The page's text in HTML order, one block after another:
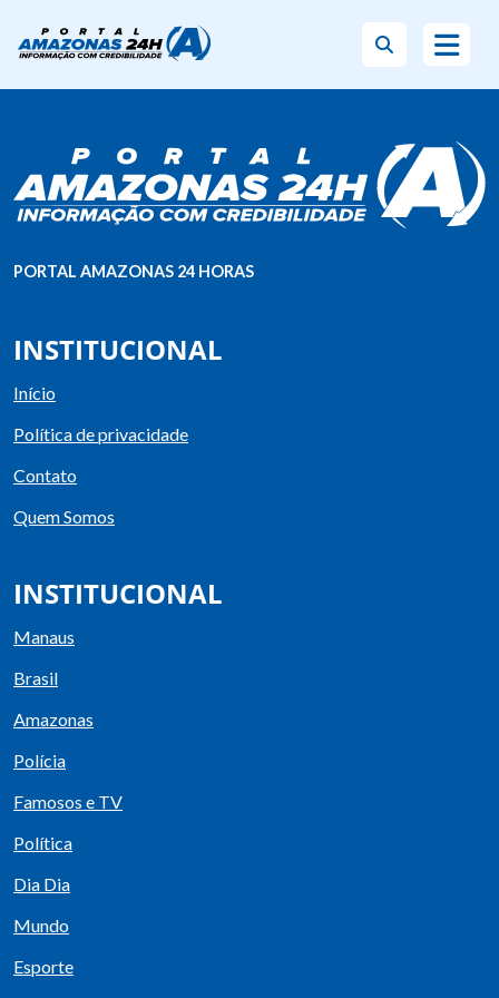
PORTAL AMAZONAS 24 HORAS
INSTITUCIONAL
Início
Política de privacidade
Contato
Quem Somos
INSTITUCIONAL
Manaus
Brasil
Amazonas
Polícia
Famosos e TV
Política
Dia Dia
Mundo
Esporte